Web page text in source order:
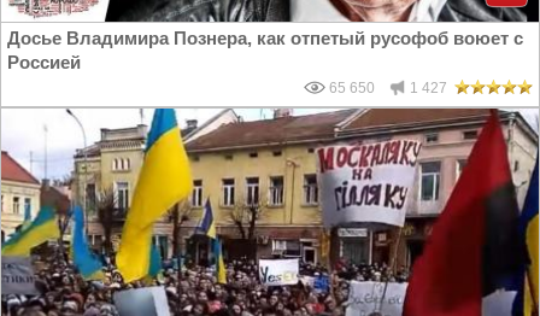
Досье Владимира Познера, как отпетый русофоб воюет с
Россией
65 650 1 427